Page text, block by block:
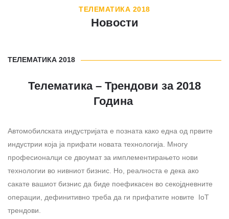
ТЕЛЕМАТИКА 2018
Новости
ТЕЛЕМАТИКА 2018
Телематика – Трендови за 2018
Година
Автомобилската индустријата е позната како една од првите
индустрии која ја прифати новата технологија. Многу
професионалци се двоумат за имплементирањето нови
технологии во нивниот бизнис. Но, реалноста е дека ако
сакате вашиот бизнис да биде поефикасен во секојдневните
операции, дефинитивно треба да ги прифатите новите IoT
трендови.